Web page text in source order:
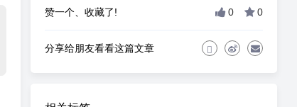
赞一个、收藏了! 0 0
分享给朋友看看这篇文章